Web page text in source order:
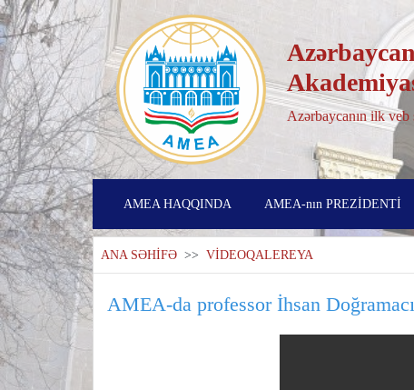
Azərbaycanın ilk veb
AMEA HAQQINDA AMEA-nın PREZİDENTİ
ANA SƏHİFƏ >> VİDEOQALEREYA
AMEA-da professor İhsan